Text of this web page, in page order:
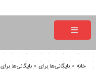
خانه » بایگانی‌ها برای » بایگانی‌ها برای